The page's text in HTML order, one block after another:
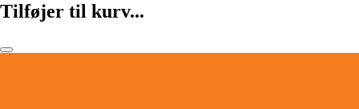
Tilføjer til kurv...